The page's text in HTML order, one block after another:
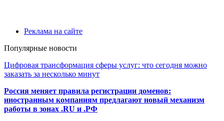
Реклама на сайте
Популярные новости
Цифровая трансформация сферы услуг: что сегодня можно
заказать за несколько минут
Россия меняет правила регистрации доменов:
иностранным компаниям предлагают новый механизм
работы в зонах .RU и .РФ